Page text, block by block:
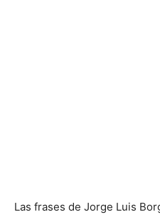
Las frases de Jorge Luis